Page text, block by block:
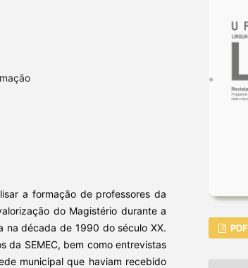
a formação de professores da
do Magistério durante a
na década de 1990 do século XX.
da SEMEC, bem como entrevistas
municipal que haviam recebido
PDF